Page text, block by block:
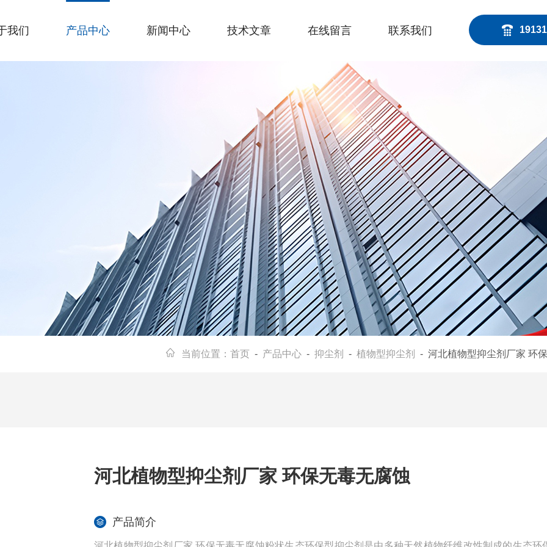
我们 产品中心 新闻中心 技术文章 在线留言 联系我们
当前位置： 首页 - 产品中心 - 抑尘剂 - 植物型抑尘剂 - 河北植物型抑尘剂厂家 环
河北植物型抑尘剂厂家 环保无毒无腐蚀
产品简介